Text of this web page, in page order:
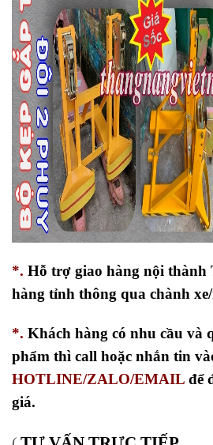
*. Hỗ trợ giao hàng nội thành
hàng tỉnh thông qua chành
*. Khách hàng có nhu cầu và
phẩm thì call hoặc nhắn tin
HOTLINE/ZALO/EMAIL để
giá.